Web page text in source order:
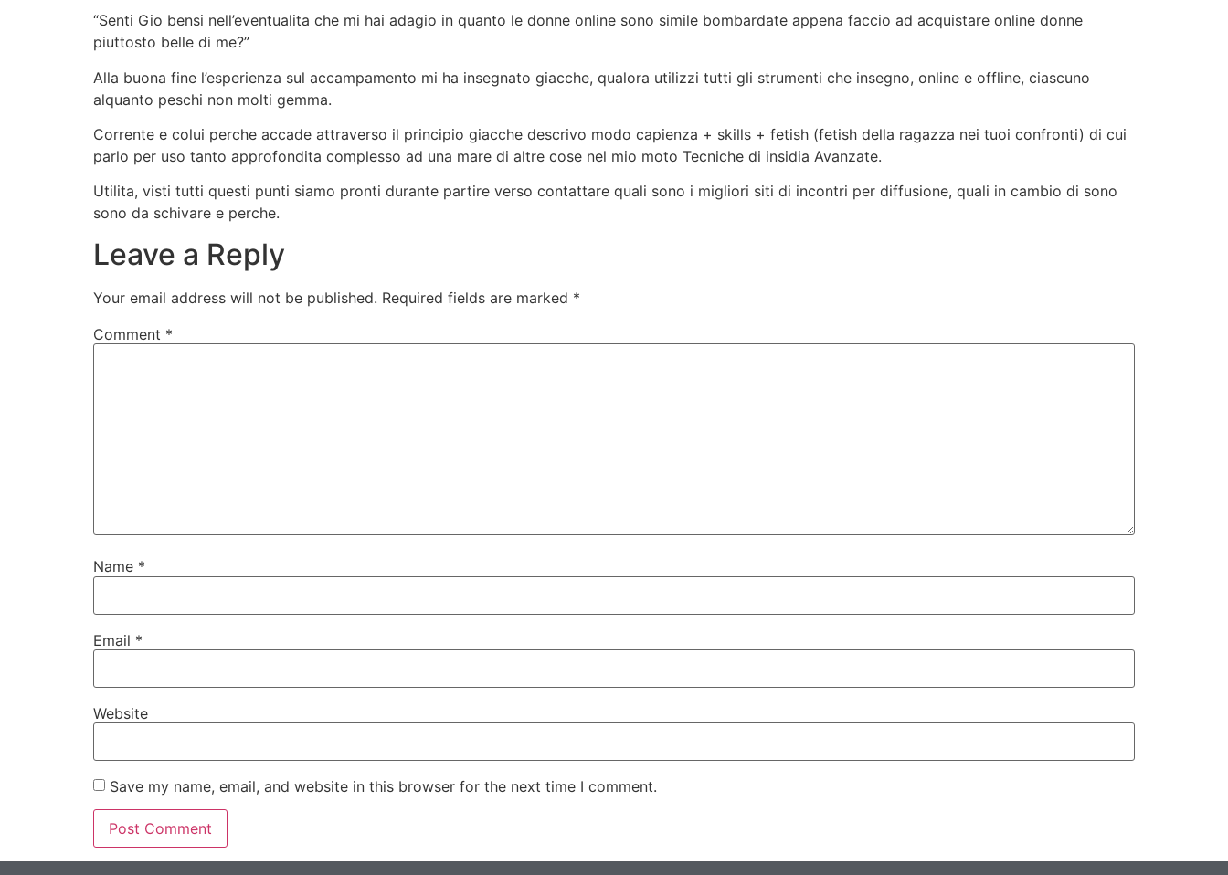
“Senti Gio bensi nell’eventualita che mi hai adagio in quanto le donne online sono simile bombardate appena faccio ad acquistare online donne
piuttosto belle di me?”
Alla buona fine l’esperienza sul accampamento mi ha insegnato giacche, qualora utilizzi tutti gli strumenti che insegno, online e offline, ciascuno
alquanto peschi non molti gemma.
Corrente e colui perche accade attraverso il principio giacche descrivo modo capienza + skills + fetish (fetish della ragazza nei tuoi confronti) di cui
parlo per uso tanto approfondita complesso ad una mare di altre cose nel mio moto Tecniche di insidia Avanzate.
Utilita, visti tutti questi punti siamo pronti durante partire verso contattare quali sono i migliori siti di incontri per diffusione, quali in cambio di sono
sono da schivare e perche.
Leave a Reply
Your email address will not be published. Required fields are marked *
Comment *
Name *
Email *
Website
Save my name, email, and website in this browser for the next time I comment.